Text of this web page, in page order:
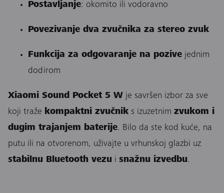
Postavljanje: okomito ili vodoravno
Povezivanje dva zvučnika za stereo zvuk
Funkcija za odgovaranje na pozive jednim
dodirom
Xiaomi Sound Pocket 5 W je savršen izbor za sve
koji traže kompaktni zvučnik s izuzetnim zvukom i
dugim trajanjem baterije. Bilo da ste kod kuće, na
putu ili na otvorenom, uživajte u vrhunskoj glazbi uz
stabilnu Bluetooth vezu i snažnu izvedbu.